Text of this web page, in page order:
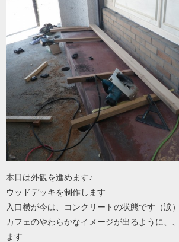
本日は外観を進めます♪
ウッドデッキを制作します
入口横が今は、コンクリートの状態です（涙）
カフェのやわらかなイメージが出るように、
ます